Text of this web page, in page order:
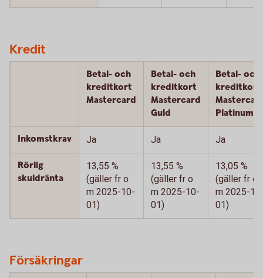
Kredit
Betal- och
kreditkort
Mastercard
Betal- och
kreditkort
Mastercard
Guld
Betal- och
kreditkort
Platinum
Inkomstkrav Ja Ja Ja
Rörlig
skuldränta
13,55 %
(gäller fr o
m 2025-10-
01)
13,55 %
(gäller fr o
m 2025-10-
01)
13,05 %
(gäller fr o
m 2025-
01)
Försäkringar